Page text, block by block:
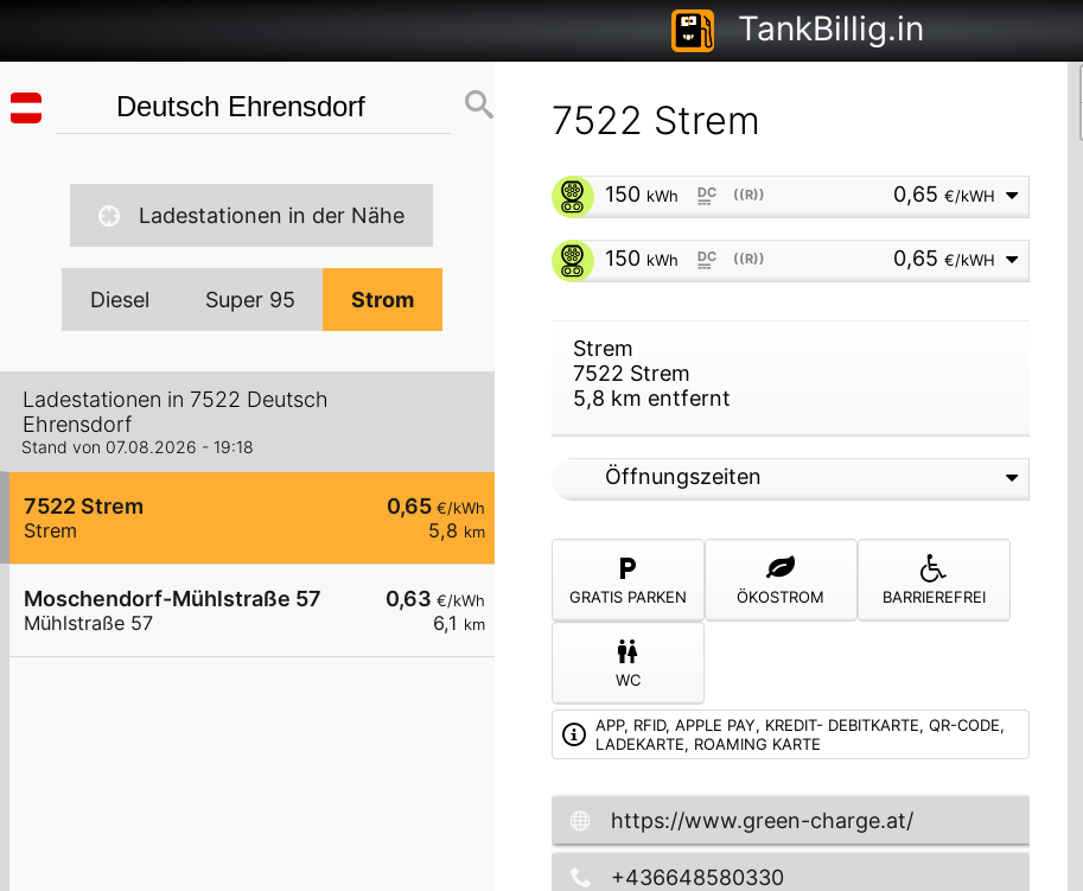
TankBillig.in
Ladestationen in der Nähe
Diesel Super 95 Strom
Ladestationen in 7522 Deutsch
Ehrensdorf
Stand von 07.08.2026 - 19:18
0,65€/kWh
5,8 km
7522 Strem
Strem
0,63 €/kWh
6,1 km
Moschendorf-Mühlstraße 57
Mühlstraße 57
7522 Strem
150 kWh DC
⎓ ((R)) 0,65 €/kWH
150 kWh DC
⎓ ((R)) 0,65 €/kWH
Strem
7522 Strem
5,8 km entfernt
Öffnungszeiten
GRATIS PARKEN ÖKOSTROM BARRIEREFREI
WC
APP, RFID, APPLE PAY, KREDIT- DEBITKARTE, QR-CODE,
LADEKARTE, ROAMING KARTE
https://www.green-charge.at/
+436648580330